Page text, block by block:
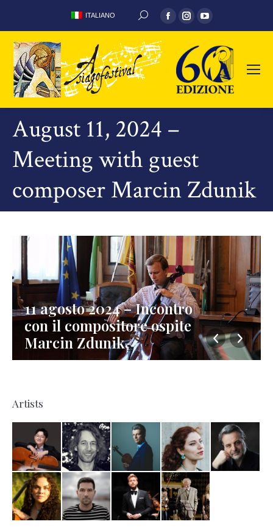
ITALIANO SEARCH:
Facebook
page
opens
in
new
window
Instagram
page
opens
in
new
window
YouTube
page
opens
new
window
August 11, 2024 –
Meeting with guest
composer Marcin Zdunik
11 agosto 2024 – Incontro
con il compositore ospite
Marcin Zdunik
Artists